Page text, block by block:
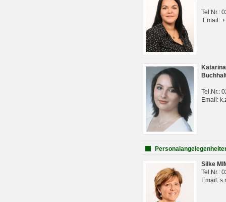
Tel:Nr.:
Email:
Tel.Nr.:
Email:
Silke
Tel.Nr.:
Email: